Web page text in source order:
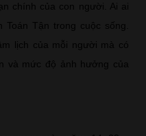
chính của con người. Ai ai
Tận trong cuộc sống.
lịch của mỗi người mà có
và mức độ ảnh hưởng của